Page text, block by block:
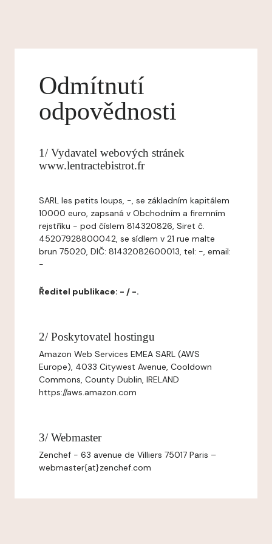
Odmítnutí
odpovědnosti
1/ Vydavatel webových stránek
www.lentractebistrot.fr
SARL les petits loups, -, se základním kapitálem
10000 euro, zapsaná v Obchodním a firemním
rejstříku - pod číslem 814320826, Siret č.
45207928800042, se sídlem v 21 rue malte
brun 75020, DIČ: 81432082600013, tel: -, email:
-
Ředitel publikace: - / -.
2/ Poskytovatel hostingu
Amazon Web Services EMEA SARL (AWS
Europe), 4033 Citywest Avenue, Cooldown
Commons, County Dublin, IRELAND
https://aws.amazon.com
3/ Webmaster
Zenchef - 63 avenue de Villiers 75017 Paris –
webmaster{at}zenchef.com